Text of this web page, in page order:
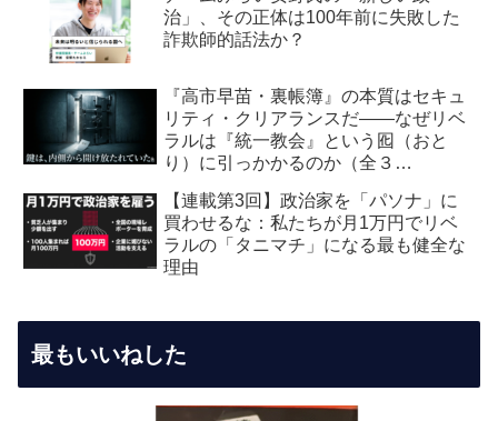
治」、その正体は100年前に失敗した
詐欺師的話法か？
『高市早苗・裏帳簿』の本質はセキュ
リティ・クリアランスだ――なぜリベ
ラルは『統一教会』という囮（おと
り）に引っかかるのか（全３
ィア編：虚飾の愛国者
【連載第3回】政治家を「パソナ」に
買わせるな：私たちが月1万円でリベ
ラルの「タニマチ」になる最も健全な
理由
最もいいねした